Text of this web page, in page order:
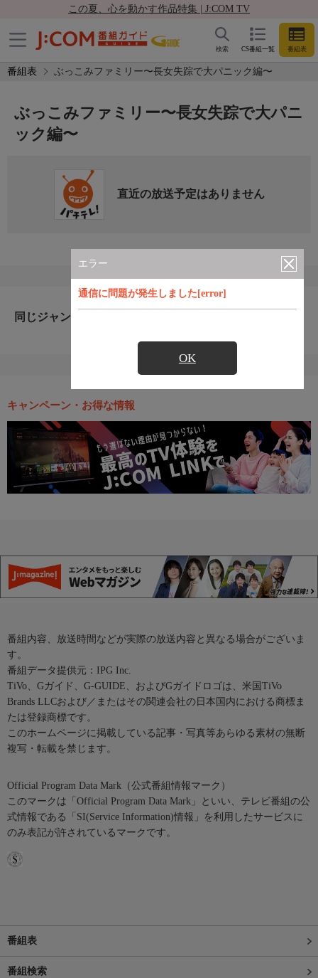
この夏、心を動かす作品特集 | J:COM TV
CS番組一覧 番組表
検索
番組表 ぶっこみファミリー〜長女失踪で大パニック編〜
エラー
通信に問題が発生しました[error]
OK
ぶっこみファミリー〜長女失踪で大パニ
ック編〜
直近の放送予定はありません
同じジャンルのおすすめ番組
キャンペーン・お得な情報
番組内容、放送時間などが実際の放送内容と異なる場合がございま
す。
番組データ提供元：IPG Inc.
TiVo、Gガイド、G-GUIDE、およびGガイドロゴは、米国TiVo
Brands LLCおよび／またはその関連会社の日本国内における商標ま
たは登録商標です。
このホームページに掲載している記事・写真等あらゆる素材の無断
複写・転載を禁じます。
Official Program Data Mark（公式番組情報マーク）
このマークは「Official Program Data Mark」といい、テレビ番組の公
式情報である「SI(Service Information)情報」を利用したサービスに
のみ表記が許されているマークです。
番組表
番組検索